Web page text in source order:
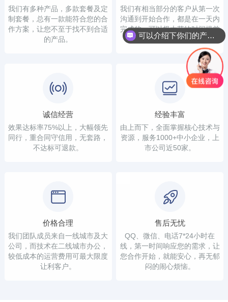
我们有多种产品，多款套餐及定
制套餐，总有一款能符合您的合
作方案，让您不至于找不到合适
的产品。
我们有相当部分的客户从第一次
沟通到开始合作，都是在一天内
完成的，可以极大节约时间提前
看到结果。
诚信经营
效果达标率75%以上，大幅领先
同行，重合同守信用，无套路，
不达标可退款。
经验丰富
由上而下，全面掌握核心技术与
资源，服务1000+中小企业，上
市公司近50家。
价格合理
我们团队成员来自一线城市及大
公司，而技术在二线城市办公，
较低成本的运营费用可最大限度
让利客户。
售后无忧
QQ、微信、电话7*24小时在
线，第一时间响应您的需求，让
您合作开始，就能安心，再无郁
闷的闹心烦恼。
可以介绍下你们的产品么？